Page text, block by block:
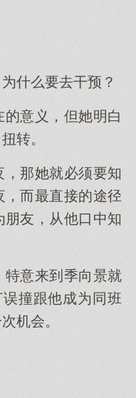
什么要去干预？
意义，但她明白
转。
那她就必须要知
而最直接的途径
朋友，从他口中知
特意来到季向景就
撞跟他成为同班
机会。